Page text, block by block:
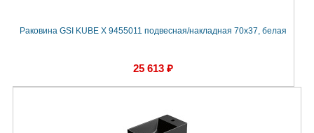
Раковина GSI KUBE X 9455011 подвесная/накладная 70x37, белая
25 613 ₽